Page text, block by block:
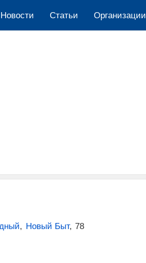
Новости Cтатьи Организации
, Новый Быт, 78